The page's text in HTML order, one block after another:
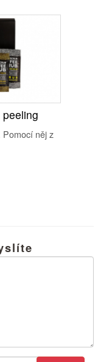
Pomocí něj z